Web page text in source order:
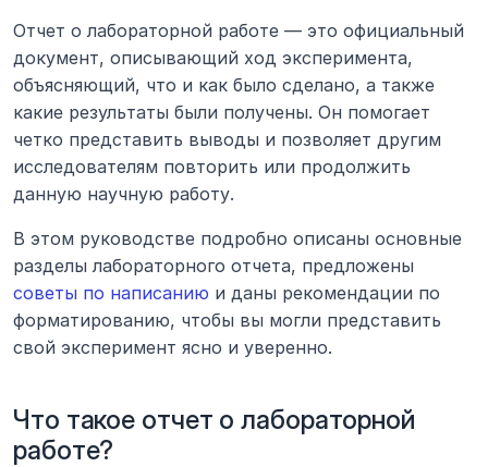
Отчет о лабораторной работе — это официальный
документ, описывающий ход эксперимента,
объясняющий, что и как было сделано, а также
какие результаты были получены. Он помогает
четко представить выводы и позволяет другим
исследователям повторить или продолжить
данную научную работу.
В этом руководстве подробно описаны основные
советы по написанию и даны рекомендации по
форматированию, чтобы вы могли представить
свой эксперимент ясно и уверенно.
Что такое отчет о лабораторной
работе?